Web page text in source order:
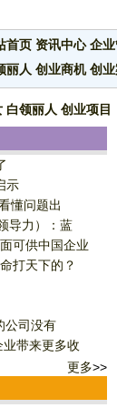
首页 资讯中心 企
丽人 创业商机 创业
白领丽人 创业项目
示
懂问题出
导力）：蓝
可供中国企业
打天下的？
公司没有
带来更多收
更多>>